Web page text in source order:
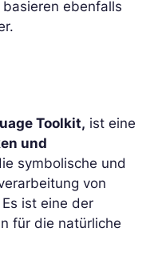
ebenfalls
Toolkit, ist eine
und
symbolische und
von
ist eine der
für die natürliche